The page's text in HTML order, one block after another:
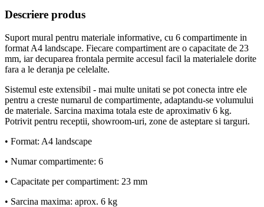
Descriere produs
Suport mural pentru materiale informative, cu 6 compartimente in
format A4 landscape. Fiecare compartiment are o capacitate de 23
mm, iar decuparea frontala permite accesul facil la materialele dorite
fara a le deranja pe celelalte.
Sistemul este extensibil - mai multe unitati se pot conecta intre ele
pentru a creste numarul de compartimente, adaptandu-se volumului
de materiale. Sarcina maxima totala este de aproximativ 6 kg.
Potrivit pentru receptii, showroom-uri, zone de asteptare si targuri.
• Format: A4 landscape
• Numar compartimente: 6
• Capacitate per compartiment: 23 mm
• Sarcina maxima: aprox. 6 kg